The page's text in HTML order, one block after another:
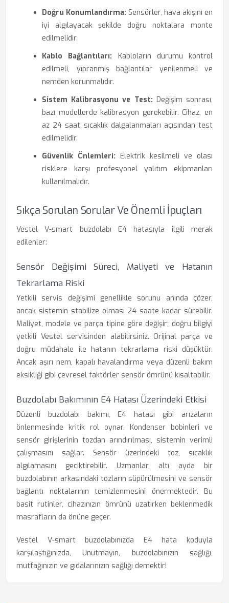
Doğru Konumlandırma: Sensörler, hava akışını en
iyi algılayacak şekilde doğru noktalara monte
edilmelidir.
Kablo Bağlantıları: Kabloların durumu kontrol
edilmeli, yıpranmış bağlantılar yenilenmeli ve
nemden korunmalıdır.
Sistem Kalibrasyonu ve Test: Değişim sonrası,
bazı modellerde kalibrasyon gerekebilir. Cihaz, en
az 24 saat sıcaklık dalgalanmaları açısından test
edilmelidir.
Güvenlik Önlemleri: Elektrik kesilmeli ve olası
risklere karşı profesyonel yalıtım ekipmanları
kullanılmalıdır.
Sıkça Sorulan Sorular Ve Önemli İpuçları
Vestel V-smart buzdolabı E4 hatasıyla ilgili merak
edilenler:
Sensör Değişimi Süreci, Maliyeti ve Hatanın
Tekrarlama Riski
Yetkili servis değişimi genellikle sorunu anında çözer,
ancak sistemin stabilize olması 24 saate kadar sürebilir.
Maliyet, modele ve parça tipine göre değişir; doğru bilgiyi
yetkili Vestel servisinden alabilirsiniz. Orijinal parça ve
doğru müdahale ile hatanın tekrarlama riski düşüktür.
Ancak aşırı nem, kapalı havalandırma veya düzenli bakım
eksikliği gibi çevresel faktörler sensör ömrünü kısaltabilir.
Buzdolabı Bakımının E4 Hatası Üzerindeki Etkisi
Düzenli buzdolabı bakımı, E4 hatası gibi arızaların
önlenmesinde kritik rol oynar. Kondenser bobinleri ve
sensör girişlerinin tozdan arındırılması, sistemin verimli
çalışmasını sağlar. Sensör üzerindeki toz, sıcaklık
algılamasını geciktirebilir. Uzmanlar, altı ayda bir
buzdolabının arkasındaki tozların süpürülmesini ve sensör
bağlantı noktalarının temizlenmesini önermektedir. Bu
basit rutinler, cihazınızın ömrünü uzatırken beklenmedik
masrafların da önüne geçer.
Vestel V-smart buzdolabınızda E4 hata koduyla
karşılaştığınızda, Unutmayın, buzdolabınızın sağlığı,
mutfağınızın ve gıdalarınızın sağlığı demektir!